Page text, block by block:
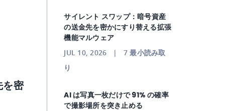
を密
サイレント スワップ：暗号資産
の送金先を密かにすり替える拡張
機能マルウェア
JUL 10, 2026 | 7 最小読み取
り
AI は写真一枚だけで 91% の確率
で撮影場所を突き止める